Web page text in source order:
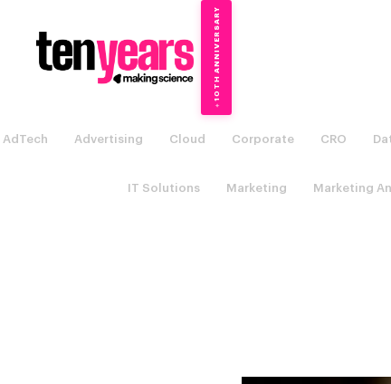
✦
10TH ANNIVERSARY
AdTech Advertising Cloud Corporate CRO
IT Solutions Marketing Marketing